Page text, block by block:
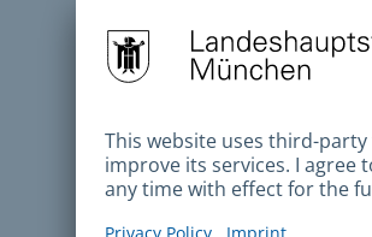
Cơ sở pháp lý
1, BestG kết hợp với §
số 1, BestV